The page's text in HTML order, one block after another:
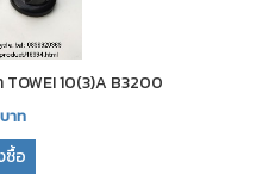
10(3)A B3200
บาท
ซื้อ